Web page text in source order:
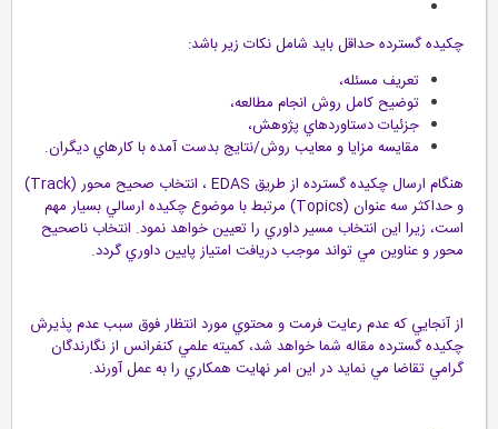
چكيده گسترده حداقل بايد شامل نكات زير باشد:
تعريف مسئله،
توضيح كامل روش انجام مطالعه،
جزئيات دستاوردهاي پژوهش،
مقايسه مزايا و معايب روش/نتايج بدست آمده با كارهاي ديگران.
هنگام ارسال چكيده گسترده از طريق EDAS ، انتخاب صحيح محور (Track)
و حداكثر سه عنوان (Topics) مرتبط با موضوع چكيده ارسالي بسيار مهم
است، زيرا اين انتخاب مسير داوري را تعيين خواهد نمود. انتخاب ناصحيح
محور و عناوين مي تواند موجب دريافت امتياز پايين داوري گردد.
از آنجايي كه عدم رعايت فرمت و محتوي مورد انتظار فوق سبب عدم پذيرش
چكيده گسترده مقاله شما خواهد شد، كميته علمي كنفرانس از نگارندگان
گرامي تقاضا مي نمايد در اين امر نهايت همكاري را به عمل آورند.